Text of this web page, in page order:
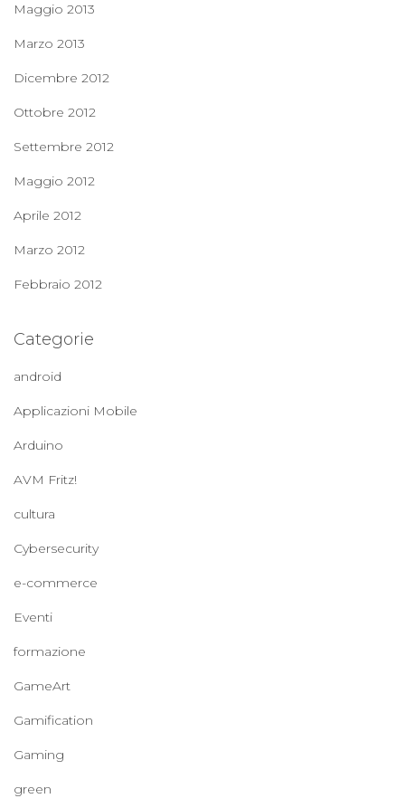
Maggio 2013
Marzo 2013
Dicembre 2012
Ottobre 2012
Settembre 2012
Maggio 2012
Aprile 2012
Marzo 2012
Febbraio 2012
Categorie
android
Applicazioni Mobile
Arduino
AVM Fritz!
cultura
Cybersecurity
e-commerce
Eventi
formazione
GameArt
Gamification
Gaming
green